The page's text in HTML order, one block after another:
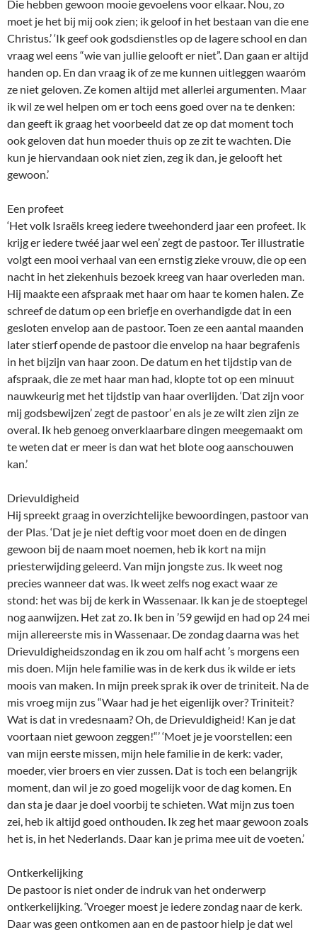
Die hebben gewoon mooie gevoelens voor elkaar. Nou, zo
moet je het bij mij ook zien; ik geloof in het bestaan van die ene
Christus.’ ‘Ik geef ook godsdienstles op de lagere school en dan
vraag wel eens “wie van jullie gelooft er niet”. Dan gaan er altijd
handen op. En dan vraag ik of ze me kunnen uitleggen waaróm
ze niet geloven. Ze komen altijd met allerlei argumenten. Maar
ik wil ze wel helpen om er toch eens goed over na te denken:
dan geeft ik graag het voorbeeld dat ze op dat moment toch
ook geloven dat hun moeder thuis op ze zit te wachten. Die
kun je hiervandaan ook niet zien, zeg ik dan, je gelooft het
gewoon.’
Een profeet
‘Het volk Israëls kreeg iedere tweehonderd jaar een profeet. Ik
krijg er iedere twéé jaar wel een’ zegt de pastoor. Ter illustratie
volgt een mooi verhaal van een ernstig zieke vrouw, die op een
nacht in het ziekenhuis bezoek kreeg van haar overleden man.
Hij maakte een afspraak met haar om haar te komen halen. Ze
schreef de datum op een briefje en overhandigde dat in een
gesloten envelop aan de pastoor. Toen ze een aantal maanden
later stierf opende de pastoor die envelop na haar begrafenis
in het bijzijn van haar zoon. De datum en het tijdstip van de
afspraak, die ze met haar man had, klopte tot op een minuut
nauwkeurig met het tijdstip van haar overlijden. ‘Dat zijn voor
mij godsbewijzen’ zegt de pastoor’ en als je ze wilt zien zijn ze
overal. Ik heb genoeg onverklaarbare dingen meegemaakt om
te weten dat er meer is dan wat het blote oog aanschouwen
kan.’
Drievuldigheid
Hij spreekt graag in overzichtelijke bewoordingen, pastoor van
der Plas. ‘Dat je je niet deftig voor moet doen en de dingen
gewoon bij de naam moet noemen, heb ik kort na mijn
priesterwijding geleerd. Van mijn jongste zus. Ik weet nog
precies wanneer dat was. Ik weet zelfs nog exact waar ze
stond: het was bij de kerk in Wassenaar. Ik kan je de stoeptegel
nog aanwijzen. Het zat zo. Ik ben in ’59 gewijd en had op 24 mei
mijn allereerste mis in Wassenaar. De zondag daarna was het
Drievuldigheidszondag en ik zou om half acht ’s morgens een
mis doen. Mijn hele familie was in de kerk dus ik wilde er iets
moois van maken. In mijn preek sprak ik over de triniteit. Na de
mis vroeg mijn zus “Waar had je het eigenlijk over? Triniteit?
Wat is dat in vredesnaam? Oh, de Drievuldigheid! Kan je dat
voortaan niet gewoon zeggen!“’ ‘Moet je je voorstellen: een
van mijn eerste missen, mijn hele familie in de kerk: vader,
moeder, vier broers en vier zussen. Dat is toch een belangrijk
moment, dan wil je zo goed mogelijk voor de dag komen. En
dan sta je daar je doel voorbij te schieten. Wat mijn zus toen
zei, heb ik altijd goed onthouden. Ik zeg het maar gewoon zoals
het is, in het Nederlands. Daar kan je prima mee uit de voeten.’
Ontkerkelijking
De pastoor is niet onder de indruk van het onderwerp
ontkerkelijking. ‘Vroeger moest je iedere zondag naar de kerk.
Daar was geen ontkomen aan en de pastoor hielp je dat wel